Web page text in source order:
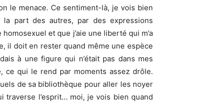
le menace. Ce sentiment-là, je vois bien
part des autres, par des expressions
et que j’aie une liberté qui m’a
il doit en rester quand même une espèce
à une figure qui n’était pas dans mes
ce qui le rend par moments assez drôle.
de sa bibliothèque pour aller les noyer
traverse l’esprit… moi, je vois bien quand